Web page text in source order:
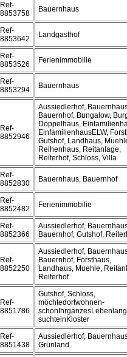
Ref-
8853758
Bauernhaus
Ref-
8853642
Landgasthof
Ref-
8853526
Ferienimmobilie
Ref-
8853294
Bauernhaus
Ref-
8852946
Aussiedlerhof,
Bauernhof, Bungalow,
Doppelhaus,
EinfamilienhausELW,
Gutshof, Landhaus,
Reihenhaus, Reitanlage,
Reiterhof, Schloss, Villa
Ref-
8852830
Bauernhaus, Bauernhof
Ref-
8852482
Ferienimmobilie
Ref-
8852366
Aussiedlerhof,
Bauernhof, Gutshof,
Ref-
8852250
Aussiedlerhof,
Bauernhof, Forsthaus,
Landhaus, Muehle,
Reiterhof
Ref-
8851786
Gutshof, Schloss,
möchtedortwohnen-
suchteinKloster
Ref-
8851438
Aussiedlerhof,
Grünland